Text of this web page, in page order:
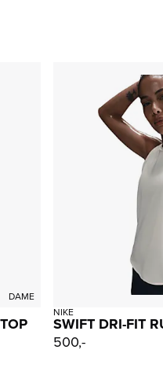
DAME
NIKE
SWIFT DRI-FIT
500,-